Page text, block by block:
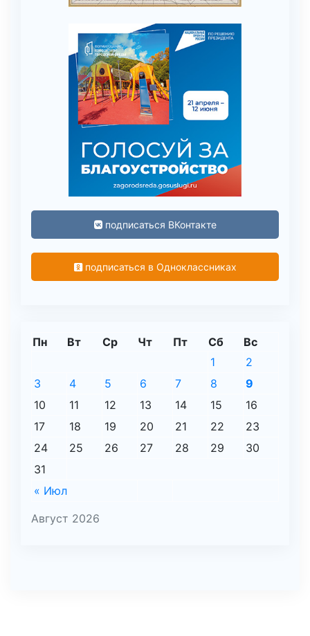
подписаться ВКонтакте
подписаться в Одноклассниках
Август 2026
Пн Вт Ср Чт Пт Сб Вс
« Июл
1
2
3
4 5 6 7 8
9
10
11 12 13 14 15
16
17
18 19 20 21 22
23
24
25 26 27 28 29
30
31